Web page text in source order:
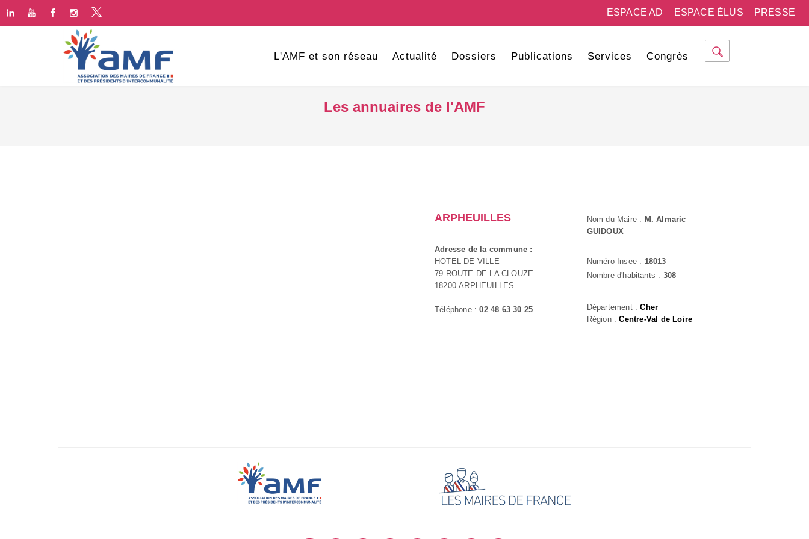
PRESSE
ESPACE ÉLUS
ESPACE AD
L'AMF et son réseau Actualité Dossiers Publications Services Congrès
Les annuaires de l'AMF
ARPHEUILLES
Adresse de la commune :
HOTEL DE VILLE
79 ROUTE DE LA CLOUZE
18200 ARPHEUILLES
Téléphone :02 48 63 30 25
Nom du Maire : M. Almaric
GUIDOUX
Numéro Insee : 18013
Nombre d'habitants : 308
Département :Cher
Région :Centre-Val de Loire